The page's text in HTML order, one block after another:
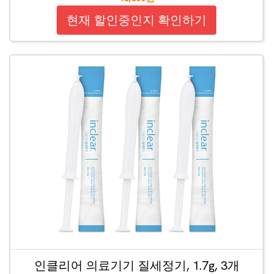
현재 할인중인지 확인하기
인클리어 의료기기 질세정기, 1.7g, 3개